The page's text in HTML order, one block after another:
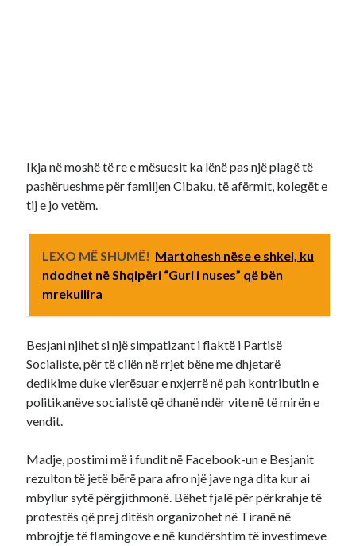
Ikja në moshë të re e mësuesit ka lënë pas një plagë të
pashërueshme për familjen Cibaku, të afërmit, kolegët e
tij e jo vetëm.
LEXO MË SHUMË! Martohesh nëse e shkel, ku
ndodhet në Shqipëri “Guri i nuses” që bën
mrekullira
Besjani njihet si një simpatizant i flaktë i Partisë
Socialiste, për të cilën në rrjet bëne me dhjetarë
dedikime duke vlerësuar e nxjerrë në pah kontributin e
politikanëve socialistë që dhanë ndër vite në të mirën e
vendit.
Madje, postimi më i fundit në Facebook-un e Besjanit
rezulton të jetë bërë para afro një jave nga dita kur ai
mbyllur sytë përgjithmonë. Bëhet fjalë për përkrahje të
protestës që prej ditësh organizohet në Tiranë në
mbrojtje të flamingove e në kundërshtim të investimeve